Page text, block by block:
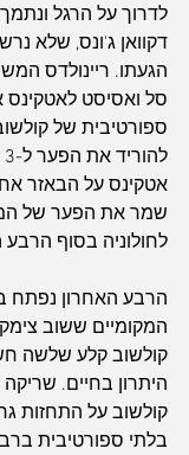
לדרוך על הרגל ונתמך
דקוואן ג'ונס, שלא
הגעתו. ריינולדס
סל ואסיסט לאטקינס
ספורטיבית של
אטקינס על הבאזר
לחולוניה בסוף הרבע
הרבע האחרון
המקומיים ששוב
קולשוב קלע שלשה
היתרון בחיים.
קולשוב על התחזות
בלתי ספורטיבית